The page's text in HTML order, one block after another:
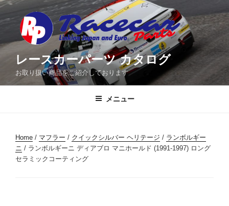
コ
ン
ン
レースカーパーツ カタログ
お取り扱い商品をご紹介しております
メニュー
Home / マフラー / クイックシルバー ヘリテージ / ランボルギー
ニ / ランボルギーニ ディアブロ マニホールド (1991-1997) ロング
セラミックコーティング